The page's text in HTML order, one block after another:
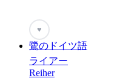
♥
鷺のドイツ語
ライアー
Reiher